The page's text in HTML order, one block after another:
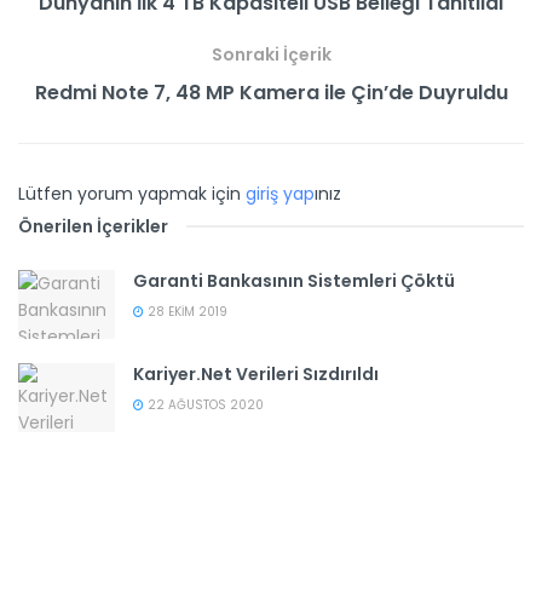
Sonraki İçerik
Redmi Note 7, 48 MP Kamera ile Çin’de Duyruldu
Lütfen yorum yapmak için giriş yapınız
Önerilen İçerikler
Garanti Bankasının Sistemleri Çöktü
28 EKIM 2019
Kariyer.Net Verileri Sızdırıldı
22 AĞUSTOS 2020